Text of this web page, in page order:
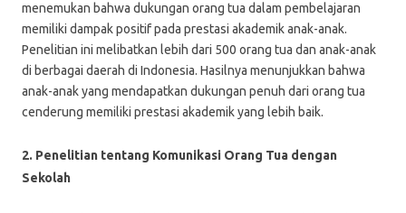
menemukan bahwa dukungan orang tua dalam pembelajaran
memiliki dampak positif pada prestasi akademik anak-anak.
Penelitian ini melibatkan lebih dari 500 orang tua dan anak-anak
di berbagai daerah di Indonesia. Hasilnya menunjukkan bahwa
anak-anak yang mendapatkan dukungan penuh dari orang tua
cenderung memiliki prestasi akademik yang lebih baik.
2. Penelitian tentang Komunikasi Orang Tua dengan
Sekolah